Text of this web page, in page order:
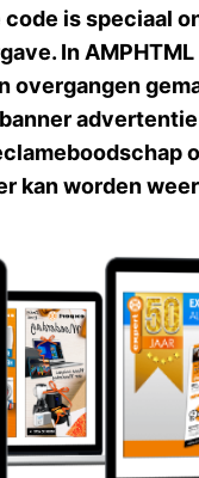
is speciaal
In
overgangen
kan worden